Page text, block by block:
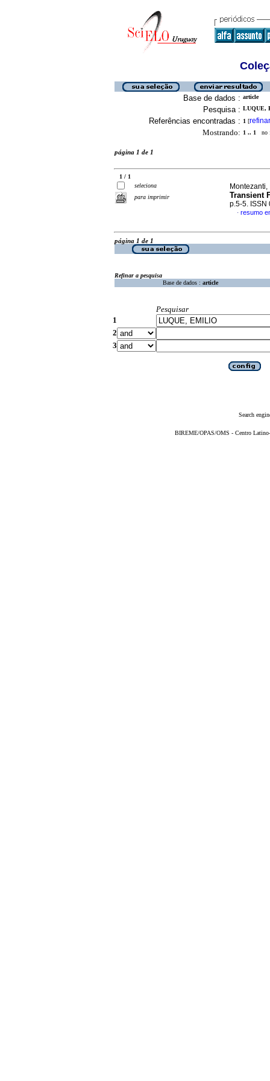
Base de dados : article
Pesquisa : LUQUE,
Referências encontradas : 1 [refinar
Mostrando: 1 .. 1 no
página 1 de 1
1 / 1
seleciona
para imprimir
Transient
p.5-5. ISSN
· resumo
página 1 de 1
Refinar a pesquisa
Base de dados : article
Pesquisar
1
2
3
Search
BIREME/OPAS/OMS - Centro Latino-